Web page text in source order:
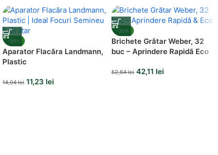
Vezi Oferta
-20%
Aparator Flacăra Landmann,
Plastic
14,04lei 11,23 lei
-20%
Brichete Grătar Weber, 32
buc – Aprindere Rapidă Eco
52,64lei 42,11 lei